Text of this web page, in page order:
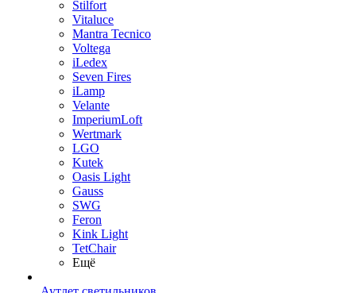
Stilfort
Vitaluce
Mantra Tecnico
Voltega
iLedex
Seven Fires
iLamp
Velante
ImperiumLoft
Wertmark
LGO
Kutek
Oasis Light
Gauss
SWG
Feron
Kink Light
TetСhair
Ещё